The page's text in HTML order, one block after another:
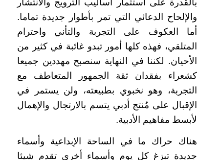
بالقدرة على استثمار أساليب الترويج والانتشار
والإلحاح الدعائي التي تمر بأطوار جديدة تماما.
أما العكوف على التجربة والتأني واحترام
المتلقي، فهذه كلها أمور تبدو غائبة في كثير من
الأحيان. لكننا في النهاية سنصبح مهددين جميعا
كشعراء بفقدان ثقة الجمهور المتعاطف مع
التجربة، وهو نخبوي بطبيعته، ولن يستمر في
الإقبال على مُنتج أدبي يتسم بالارتجال والإهمال
لأبسط مفاهيم الأدبية.
هناك حراك ما في الساحة الإبداعية وأسماء
جديدة تبزغ كل يوم وأسماء أخرى تقدم شيئا